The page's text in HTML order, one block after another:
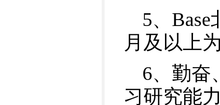
5、
月及以上
6、勤奋
习研究能